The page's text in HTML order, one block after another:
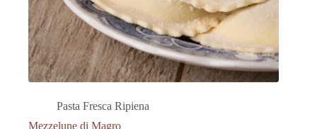
Pasta Fresca Ripiena
Mezzelune di Magro